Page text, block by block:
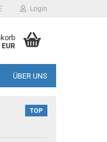
Login
ÜBER UNS
TOP